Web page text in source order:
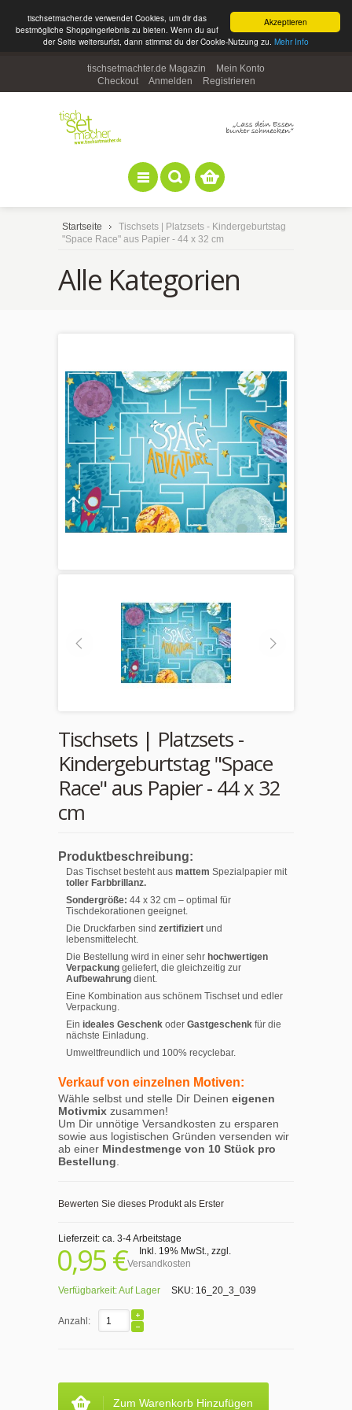
Akzeptieren
tischsetmacher.de verwendet Cookies, um dir das
bestmögliche Shoppingerlebnis zu bieten. Wenn du auf
der Seite weitersurfst, dann stimmst du der Cookie-Nutzung zu. Mehr Info
tischsetmachter.de Magazin
Mein Konto
Checkout
Anmelden Registrieren
Startseite
Tischsets | Platzsets - Kindergeburtstag
"Space Race" aus Papier - 44 x 32 cm
Alle Kategorien
Tischsets | Platzsets -
Kindergeburtstag "Space
Race" aus Papier - 44 x 32
cm
Produktbeschreibung:
Das Tischset besteht aus mattem Spezialpapier mit
toller Farbbrillanz.
Sondergröße: 44 x 32 cm – optimal für
Tischdekorationen geeignet.
Die Druckfarben sind zertifiziert und
lebensmittelecht.
Die Bestellung wird in einer sehr hochwertigen
Verpackung geliefert, die gleichzeitig zur
Aufbewahrung dient.
Eine Kombination aus schönem Tischset und edler
Verpackung.
Ein ideales Geschenk oder Gastgeschenk für die
nächste Einladung.
Umweltfreundlich und 100% recyclebar.
Verkauf von einzelnen Motiven:
Wähle selbst und stelle Dir Deinen eigenen
Motivmix zusammen!
Um Dir unnötige Versandkosten zu ersparen
sowie aus logistischen Gründen versenden wir
ab einer Mindestmenge von 10 Stück pro
Bestellung.
Bewerten Sie dieses Produkt als Erster
Lieferzeit: ca. 3-4 Arbeitstage
0,95 € Inkl. 19% MwSt., zzgl.
Versandkosten
Verfügbarkeit:Auf Lager SKU: 16_20_3_039
Anzahl:
Zum Warenkorb Hinzufügen